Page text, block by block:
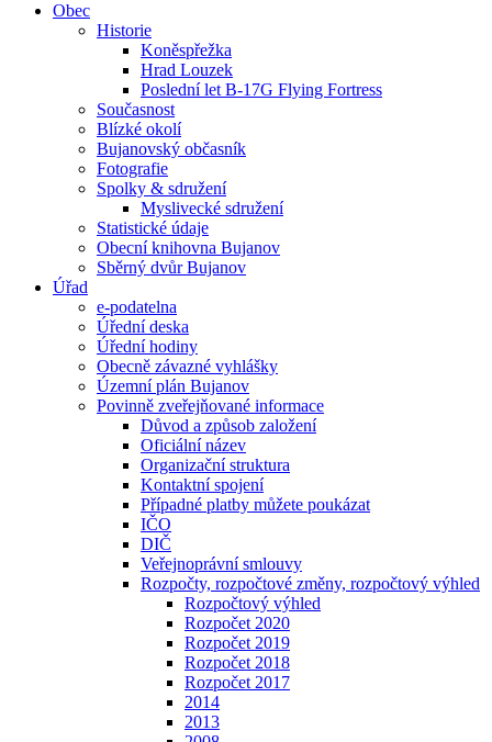
Obec
Historie
Koněspřežka
Hrad Louzek
Poslední let B-17G Flying Fortress
Současnost
Blízké okolí
Bujanovský občasník
Fotografie
Spolky & sdružení
Myslivecké sdružení
Statistické údaje
Obecní knihovna Bujanov
Sběrný dvůr Bujanov
Úřad
e-podatelna
Úřední deska
Úřední hodiny
Obecně závazné vyhlášky
Územní plán Bujanov
Povinně zveřejňované informace
Důvod a způsob založení
Oficiální název
Organizační struktura
Kontaktní spojení
Případné platby můžete poukázat
IČO
DIČ
Veřejnoprávní smlouvy
Rozpočty, rozpočtové změny, rozpočtový výhled
Rozpočtový výhled
Rozpočet 2020
Rozpočet 2019
Rozpočet 2018
Rozpočet 2017
2014
2013